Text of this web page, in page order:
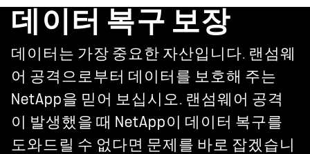
데이터 복구 보장
데이터는 가장 중요한 자산입니다. 랜섬웨
어 공격으로부터 데이터를 보호해 주는
NetApp을 믿어 보십시오. 랜섬웨어 공격
이 발생했을 때 NetApp이 데이터 복구를
도와드릴 수 없다면 문제를 바로 잡겠습니